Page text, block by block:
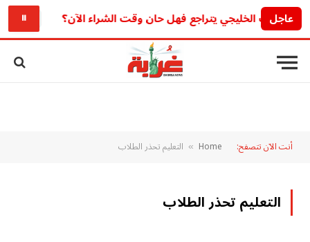
عاجلالخليجي يتراجع فهل حان وقت الشراء الآن؟ رابط نتائج⏸
أنت الآن تتصفح: Home
» التعليم تحذر الطلاب
التعليم تحذر الطلاب